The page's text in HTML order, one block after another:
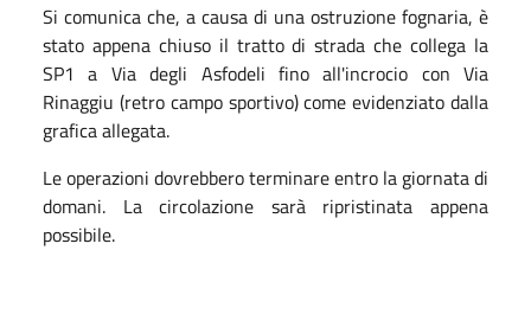
Si comunica che, a causa di una ostruzione fognaria, è
stato appena chiuso il tratto di strada che collega la
SP1 a Via degli Asfodeli fino all'incrocio con Via
Rinaggiu (retro campo sportivo) come evidenziato dalla
grafica allegata.
Le operazioni dovrebbero terminare entro la giornata di
domani. La circolazione sarà ripristinata appena
possibile.